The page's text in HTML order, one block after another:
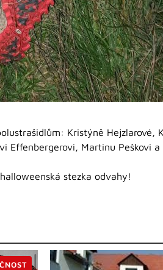
Kristýně Hejzlarové,
Effenbergerovi, Martinu Peškovi a
stezka odvahy!